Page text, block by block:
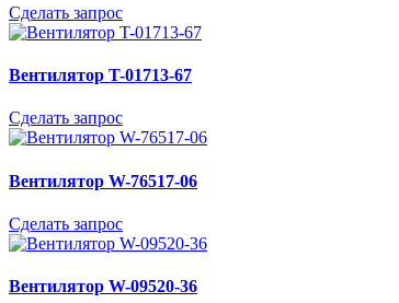
Сделать запрос
Вентилятор T-01713-67
Сделать запрос
Вентилятор W-76517-06
Сделать запрос
Вентилятор W-09520-36